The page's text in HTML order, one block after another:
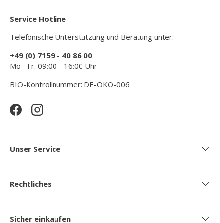
Service Hotline
Telefonische Unterstützung und Beratung unter:
+49 (0) 7159 - 40 86 00
Mo - Fr. 09:00 - 16:00 Uhr
BIO-Kontrollnummer: DE-ÖKO-006
FacebookInstagram
Unser Service
Rechtliches
Sicher einkaufen